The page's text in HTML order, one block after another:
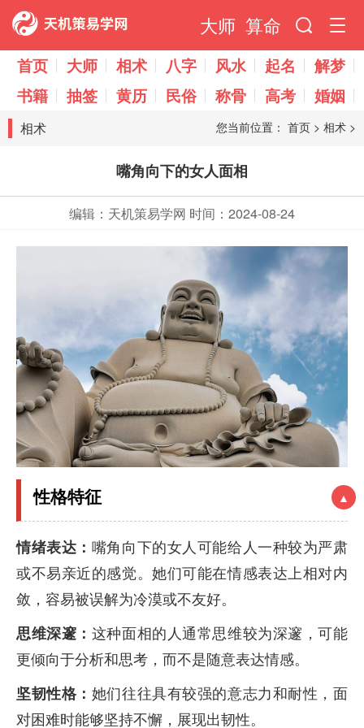
大师 算命
首页 大师 相术 八字 风水 起名
解梦
书籍
抽签 黄历 民俗 称骨 高考 婚姻
相术 您当前位置： 首页 > 相术 >
嘴角向下的女人面相
编辑：天机策易学网 时间：2024-08-24
性格特征
情绪表达： 嘴角向下的女人可能给人一种较为严肃
或不易亲近的感觉。她们可能在情感表达上相对内
敛，容易被误解为冷漠或不友好。
思维深邃： 这种面相的人通常思维较为深邃，可能
更倾向于分析和思考，而不是随意表达情感。
坚韧性格： 她们往往具有较强的意志力和耐性，面
对困难时能够坚持不懈，展现出韧性。
▲